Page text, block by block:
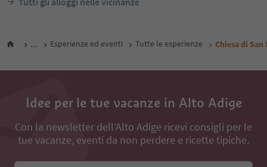
... Esperienze ed eventi Tutte le esperienze Chiesa di San
Idee per le tue vacanze in Alto Adige
Con la newsletter dell’Alto Adige ricevi consigli per le
tue vacanze, eventi da non perdere e ricette tipiche.